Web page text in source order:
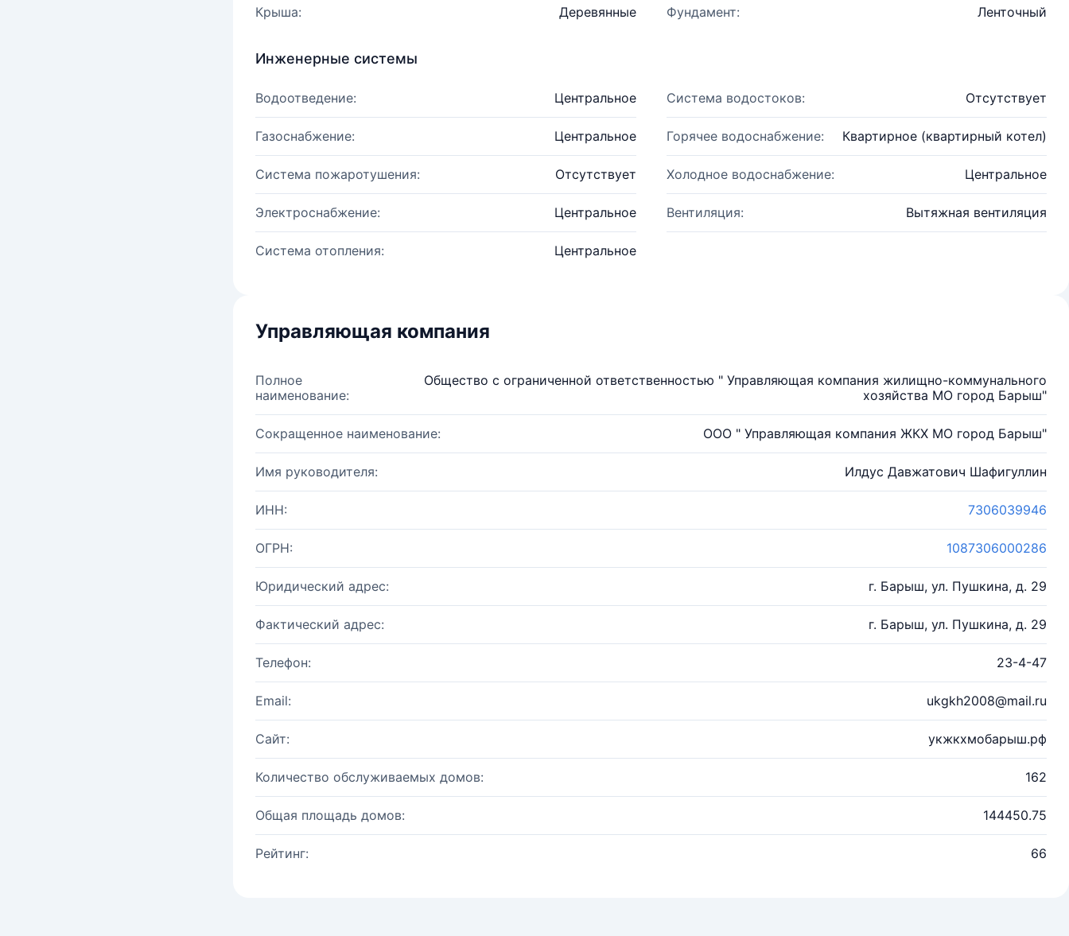
Крыша: Деревянные Фундамент: Ленточный
Инженерные системы
Водоотведение: Центральное Система водостоков: Отсутствует
Газоснабжение: Центральное Горячее водоснабжение: Квартирное (квартирный котел)
Система пожаротушения: Отсутствует Холодное водоснабжение: Центральное
Электроснабжение: Центральное Вентиляция: Вытяжная вентиляция
Система отопления: Центральное
Управляющая компания
Полное
наименование:
Общество с ограниченной ответственностью " Управляющая компания жилищно-коммунального
хозяйства МО город Барыш"
Сокращенное наименование: ООО " Управляющая компания ЖКХ МО город Барыш"
Имя руководителя: Илдус Давжатович Шафигуллин
ИНН: 7306039946
ОГРН: 1087306000286
Юридический адрес: г. Барыш, ул. Пушкина, д. 29
Фактический адрес: г. Барыш, ул. Пушкина, д. 29
Телефон: 23-4-47
Email: ukgkh2008@mail.ru
Сайт: укжкхмобарыш.рф
Количество обслуживаемых домов: 162
Общая площадь домов: 144450.75
Рейтинг: 66